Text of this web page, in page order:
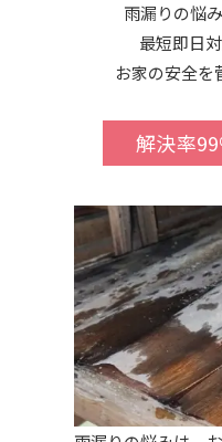
雨漏りの悩
最短即日
お家の安全を
解決率